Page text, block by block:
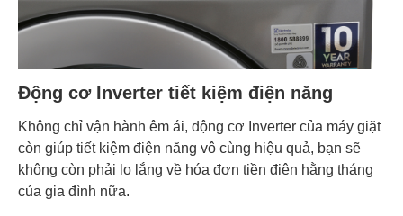
Động cơ Inverter tiết kiệm điện năng
Không chỉ vận hành êm ái, động cơ Inverter của máy giặt
còn giúp tiết kiệm điện năng vô cùng hiệu quả, bạn sẽ
không còn phải lo lắng về hóa đơn tiền điện hằng tháng
của gia đình nữa.